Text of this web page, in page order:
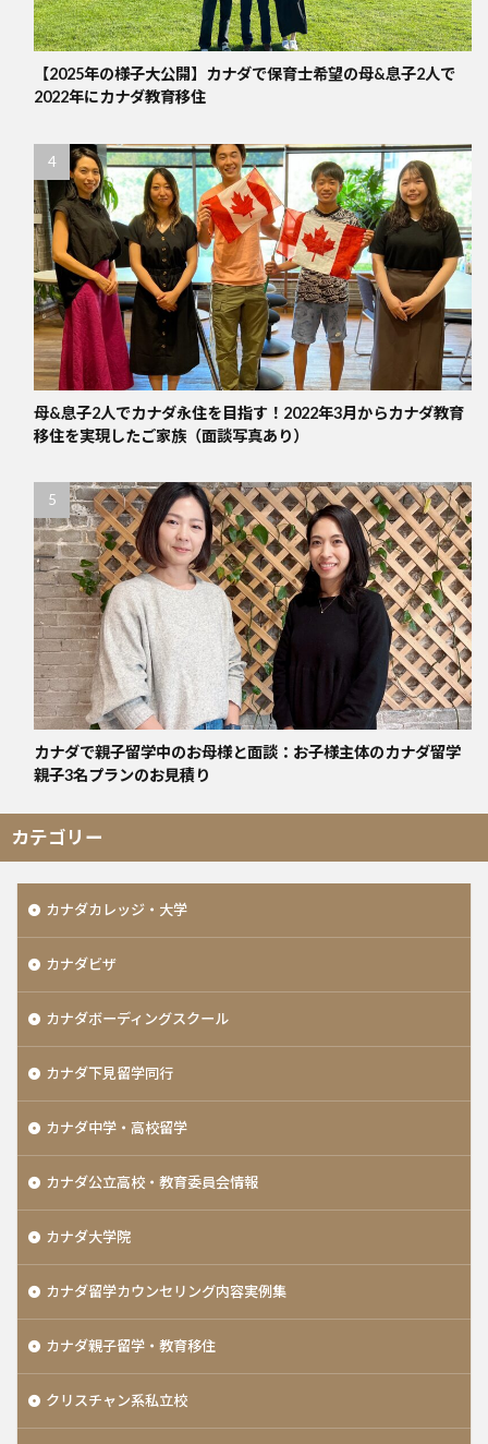
【2025年の様子大公開】カナダで保育士希望の母&息子2人で
2022年にカナダ教育移住
母&息子2人でカナダ永住を目指す！2022年3月からカナダ教育
移住を実現したご家族（面談写真あり）
カナダで親子留学中のお母様と面談：お子様主体のカナダ留学
親子3名プランのお見積り
カテゴリー
カナダカレッジ・大学
カナダビザ
カナダボーディングスクール
カナダ下見留学同行
カナダ中学・高校留学
カナダ公立高校・教育委員会情報
カナダ大学院
カナダ留学カウンセリング内容実例集
カナダ親子留学・教育移住
クリスチャン系私立校